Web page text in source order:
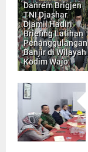
Danrem Brigjen
TNI Djashar
Djamil Hadiri
Briefing Latihan
Penanggulangan
Banjir di Wilayah
Kodim Wajo